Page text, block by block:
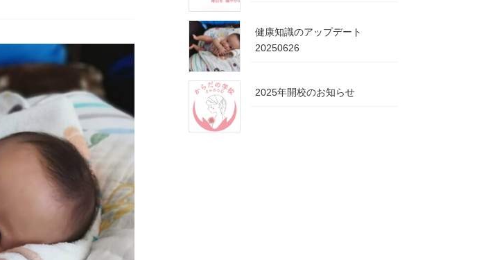
健康知識のアップデート
20250626
2025年開校のお知らせ